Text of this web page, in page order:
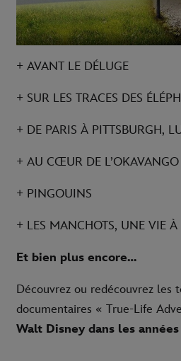
+ AVANT LE DÉLUGE
+ SUR LES TRACES DES
+ DE PARIS À PITTSBURGH,
+ AU CŒUR DE L’OKAVANGO
+ PINGOUINS
+ LES MANCHOTS, UNE VIE À
Et bien plus encore…
Découvrez ou redécouvrez les
documentaires « True-Life
Walt Disney dans les années